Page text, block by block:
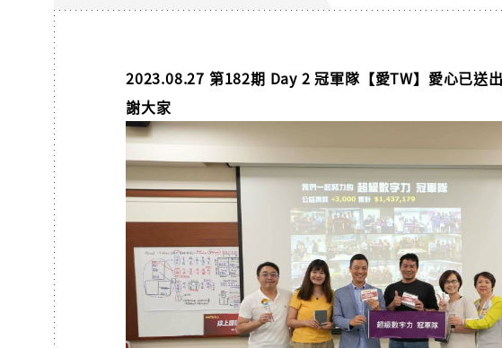
2023.08.27 第182期 Day 2 冠軍隊【愛TW】愛心已送
謝大家